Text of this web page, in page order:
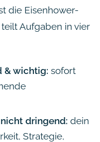
die Eisenhower-
Aufgaben in vier
& wichtig: sofort
dringend: dein
Strategie,